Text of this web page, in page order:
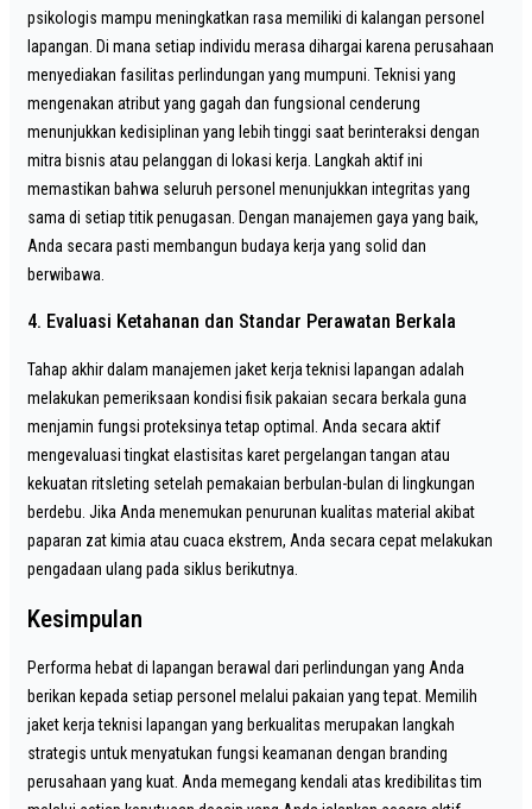
psikologis mampu meningkatkan rasa memiliki di kalangan personel
lapangan. Di mana setiap individu merasa dihargai karena perusahaan
menyediakan fasilitas perlindungan yang mumpuni. Teknisi yang
mengenakan atribut yang gagah dan fungsional cenderung
menunjukkan kedisiplinan yang lebih tinggi saat berinteraksi dengan
mitra bisnis atau pelanggan di lokasi kerja. Langkah aktif ini
memastikan bahwa seluruh personel menunjukkan integritas yang
sama di setiap titik penugasan. Dengan manajemen gaya yang baik,
Anda secara pasti membangun budaya kerja yang solid dan
berwibawa.
4. Evaluasi Ketahanan dan Standar Perawatan Berkala
Tahap akhir dalam manajemen jaket kerja teknisi lapangan adalah
melakukan pemeriksaan kondisi fisik pakaian secara berkala guna
menjamin fungsi proteksinya tetap optimal. Anda secara aktif
mengevaluasi tingkat elastisitas karet pergelangan tangan atau
kekuatan ritsleting setelah pemakaian berbulan-bulan di lingkungan
berdebu. Jika Anda menemukan penurunan kualitas material akibat
paparan zat kimia atau cuaca ekstrem, Anda secara cepat melakukan
pengadaan ulang pada siklus berikutnya.
Kesimpulan
Performa hebat di lapangan berawal dari perlindungan yang Anda
berikan kepada setiap personel melalui pakaian yang tepat. Memilih
jaket kerja teknisi lapangan yang berkualitas merupakan langkah
strategis untuk menyatukan fungsi keamanan dengan branding
perusahaan yang kuat. Anda memegang kendali atas kredibilitas tim